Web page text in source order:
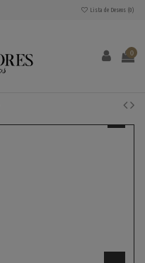
Lista de Deseos (0)
0